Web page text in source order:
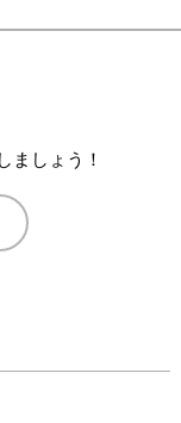
ましょう！